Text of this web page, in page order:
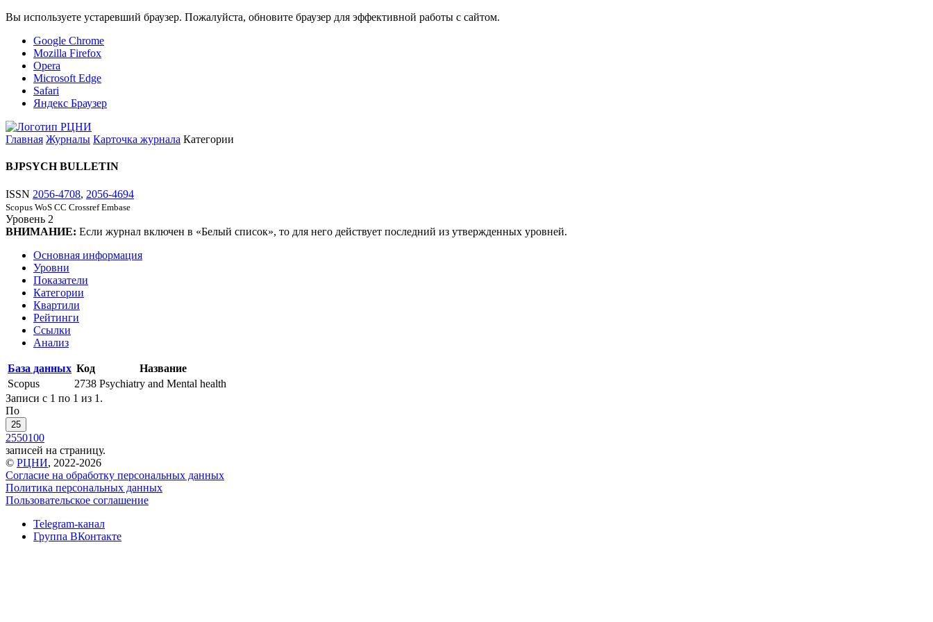
Вы используете устаревший браузер. Пожалуйста, обновите браузер для эффективной работы с сайтом.
Google Chrome
Mozilla Firefox
Opera
Microsoft Edge
Safari
Яндекс Браузер
Главная Журналы Карточка журнала Категории
BJPSYCH BULLETIN
ISSN 2056-4708, 2056-4694
Scopus WoS CC Crossref Embase
Уровень 2
ВНИМАНИЕ: Если журнал включен в «Белый список», то для него действует последний из утвержденных уровней.
Основная информация
Уровни
Показатели
Категории
Квартили
Рейтинги
Ссылки
Анализ
База данных Код
Название
Scopus
2738 Psychiatry and Mental health
Записи с 1 по 1 из 1.
По
25
2550100
записей на страницу.
© РЦНИ, 2022-2026
Согласие на обработку персональных данных
Политика персональных данных
Пользовательское соглашение
Telegram-канал
Группа ВКонтакте